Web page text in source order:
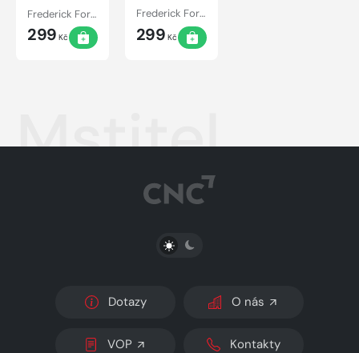
Frederick Forsyth
299 Kč
Frederick Forsyth
299 Kč
Mstitel
PŘEPNOUT SVĚTLÝ/TMAVÝ REŽIM
Dotazy O nás
VOP Kontakty